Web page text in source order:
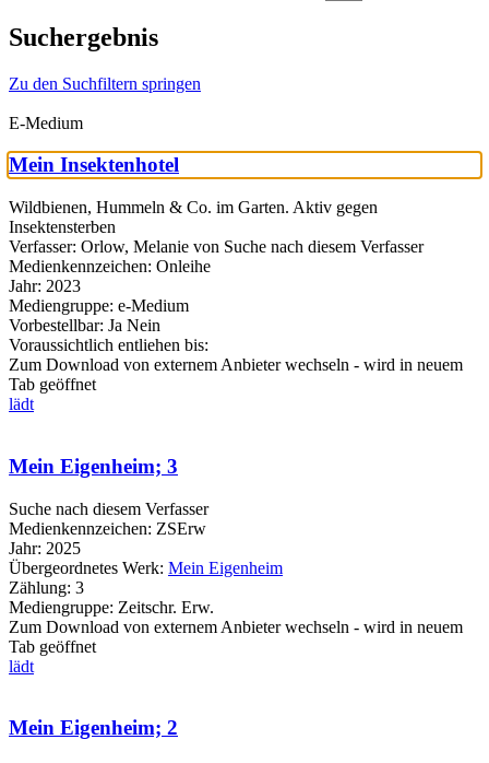
Suchergebnis
Zu den Suchfiltern springen
E-Medium
Mein Insektenhotel
Wildbienen, Hummeln & Co. im Garten. Aktiv gegen
Insektensterben
Verfasser: Orlow, Melanie von Suche nach diesem Verfasser
Medienkennzeichen: Onleihe
Jahr: 2023
Mediengruppe: e-Medium
Vorbestellbar: Ja Nein
Voraussichtlich entliehen bis:
Zum Download von externem Anbieter wechseln - wird in neuem
Tab geöffnet
lädt
Mein Eigenheim; 3
Suche nach diesem Verfasser
Medienkennzeichen: ZSErw
Jahr: 2025
Übergeordnetes Werk: Mein Eigenheim
Zählung: 3
Mediengruppe: Zeitschr. Erw.
Zum Download von externem Anbieter wechseln - wird in neuem
Tab geöffnet
lädt
Mein Eigenheim; 2